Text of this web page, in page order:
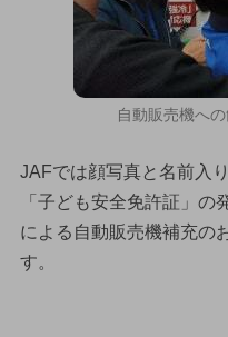
自動販売機へ
JAFでは顔写真と名前入
「子ども安全免許証」
による自動販売機補充の
す。